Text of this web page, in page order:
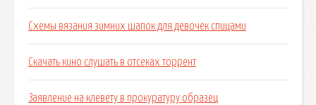
Схемы вязания зимних шапок для девочек спицами
Скачать кино слушать в отсеках торрент
Заявление на клевету в прокуратуру образец